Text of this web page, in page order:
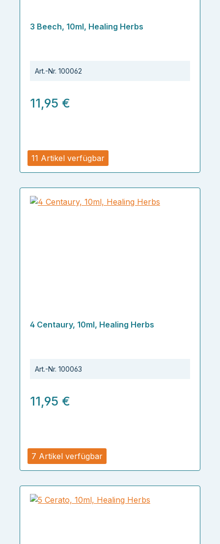
11 Artikel verfügbar
3 Beech, 10ml, Healing Herbs
Art.-Nr. 100062
11,95 €
7 Artikel verfügbar
4 Centaury, 10ml, Healing Herbs
Art.-Nr. 100063
11,95 €